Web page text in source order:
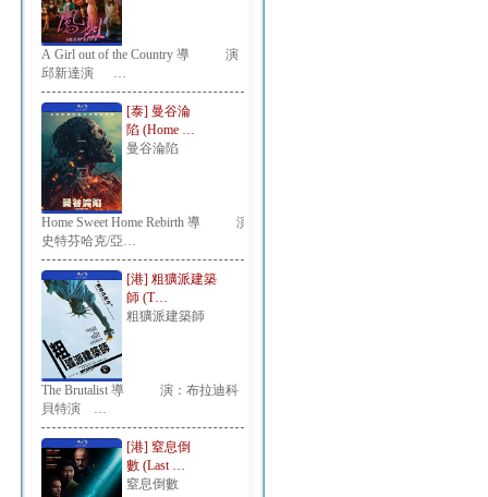
A Girl out of the Country 導 演：
邱新達演 …
[泰] 曼谷淪
陷 (Home …
曼谷淪陷
Home Sweet Home Rebirth 導 演：
史特芬哈克/亞…
[港] 粗獷派建築
師 (T…
粗獷派建築師
The Brutalist 導 演：布拉迪科
貝特演 …
[港] 窒息倒
數 (Last …
窒息倒數